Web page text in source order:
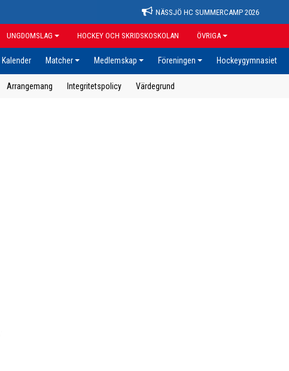
NÄSSJÖ HC SUMMERCAMP 2026
UNGDOMSLAG HOCKEY OCH SKRIDSKOSKOLAN ÖVRIGA
Kalender Matcher Medlemskap Föreningen Hockeygymnasiet
Arrangemang Integritetspolicy Värdegrund